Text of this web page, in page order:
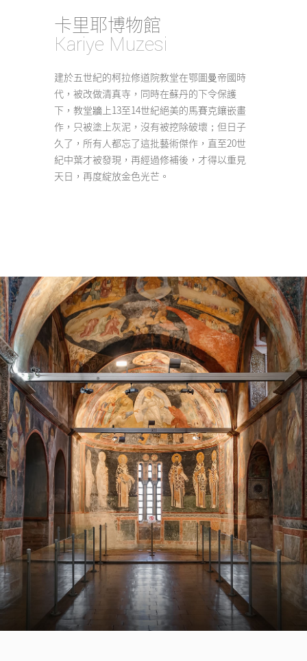
卡里耶博物館
Kariye Muzesi
建於五世紀的柯拉修道院教堂在鄂圖曼帝國時
代，被改做清真寺，同時在蘇丹的下令保護
下，教堂牆上13至14世紀絕美的馬賽克鑲嵌畫
作，只被塗上灰泥，沒有被挖除破壞；但日子
久了，所有人都忘了這批藝術傑作，直至20世
紀中葉才被發現，再經過修補後，才得以重見
天日，再度綻放金色光芒。